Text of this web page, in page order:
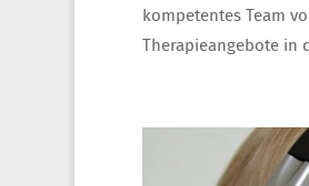
kompetentes Team
Therapieangebote in